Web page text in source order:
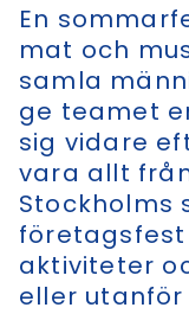
En
mat och
samla
ge teamet
sig vidare
vara allt
Stockholms
aktiviteter
eller utanför